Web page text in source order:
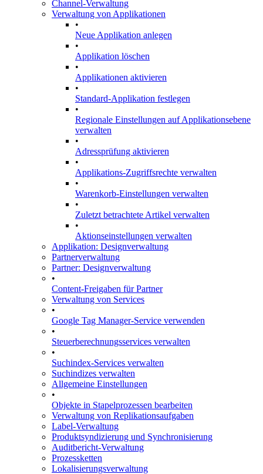
Channel-Verwaltung
Verwaltung von Applikationen
•
Neue Applikation anlegen
•
Applikation löschen
•
Applikationen aktivieren
•
Standard-Applikation festlegen
•
Regionale Einstellungen auf Applikationsebene
verwalten
•
Adressprüfung aktivieren
•
Applikations-Zugriffsrechte verwalten
•
Warenkorb-Einstellungen verwalten
•
Zuletzt betrachtete Artikel verwalten
•
Aktionseinstellungen verwalten
Applikation: Designverwaltung
Partnerverwaltung
Partner: Designverwaltung
•
Content-Freigaben für Partner
Verwaltung von Services
•
Google Tag Manager-Service verwenden
•
Steuerberechnungsservices verwalten
•
Suchindex-Services verwalten
Suchindizes verwalten
Allgemeine Einstellungen
•
Objekte in Stapelprozessen bearbeiten
Verwaltung von Replikationsaufgaben
Label-Verwaltung
Produktsyndizierung und Synchronisierung
Auditbericht-Verwaltung
Prozessketten
Lokalisierungsverwaltung